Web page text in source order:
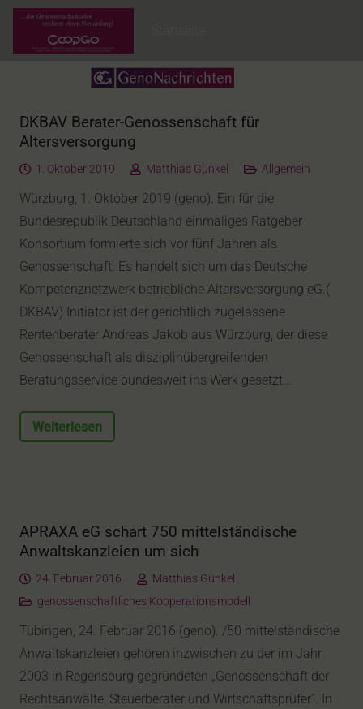
DKBAV Berater-Genossenschaft für
Altersversorgung
1. Oktober 2019 Matthias Günkel Allgemein
Würzburg, 1. Oktober 2019 (geno). Ein für die
Bundesrepublik Deutschland einmaliges Ratgeber-
Konsortium formierte sich vor fünf Jahren als
Genossenschaft. Es handelt sich um das Deutsche
Kompetenznetzwerk betriebliche Altersversorgung eG.(
DKBAV) Initiator ist der gerichtlich zugelassene
Rentenberater Andreas Jakob aus Würzburg, der diese
Genossenschaft als disziplinübergreifenden
Beratungsservice bundesweit ins Werk gesetzt…
Weiterlesen
APRAXA eG schart 750 mittelständische
Anwaltskanzleien um sich
24. Februar 2016
Matthias Günkel
genossenschaftliches Kooperationsmodell
Tübingen, 24. Februar 2016 (geno). /50 mittelständische
Anwaltskanzleien gehören inzwischen zu der im Jahr
2003 in Regensburg gegründeten „Genossenschaft der
Rechtsanwälte, Steuerberater und Wirtschaftsprüfer“. In